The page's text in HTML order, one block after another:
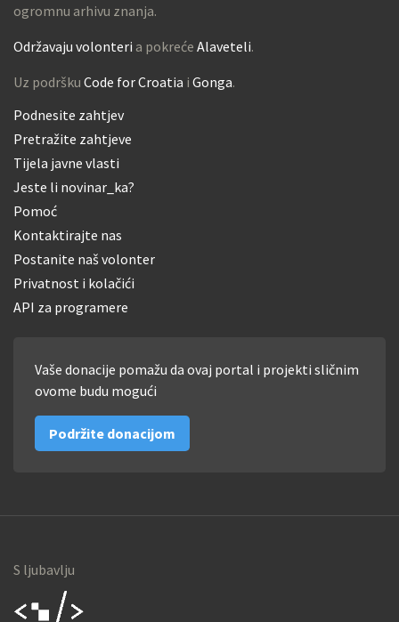
ogromnu arhivu znanja.
Održavaju volonteri a pokreće Alaveteli.
Uz podršku Code for Croatia i Gonga.
Podnesite zahtjev
Pretražite zahtjeve
Tijela javne vlasti
Jeste li novinar_ka?
Pomoć
Kontaktirajte nas
Postanite naš volonter
Privatnost i kolačići
API za programere
Vaše donacije pomažu da ovaj portal i projekti sličnim
ovome budu mogući
Podržite donacijom
S ljubavlju